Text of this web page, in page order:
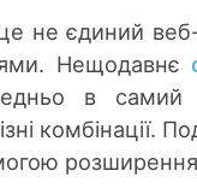
не єдиний
Нещодавнє
в самий
комбінації.